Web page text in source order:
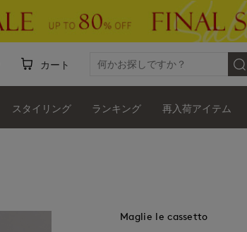
カート
スタイリング ランキング 再入荷アイテム
Maglie le cassetto